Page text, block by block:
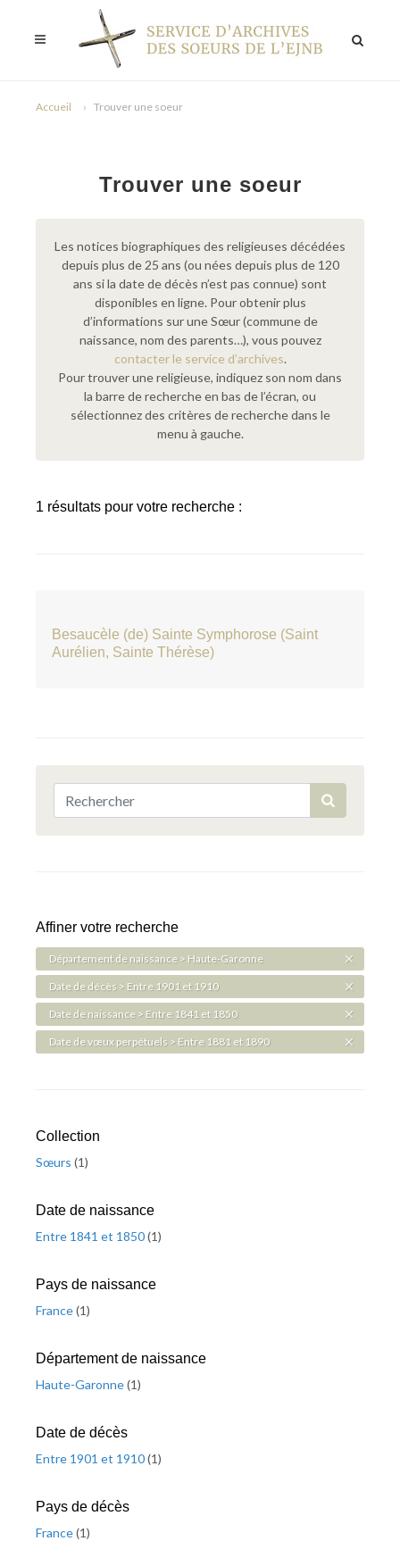
Accueil Trouver une soeur
Trouver une soeur
Les notices biographiques des religieuses décédées
depuis plus de 25 ans (ou nées depuis plus de 120
ans si la date de décès n’est pas connue) sont
disponibles en ligne. Pour obtenir plus
d’informations sur une Sœur (commune de
naissance, nom des parents…), vous pouvez
contacter le service d’archives.
Pour trouver une religieuse, indiquez son nom dans
la barre de recherche en bas de l’écran, ou
sélectionnez des critères de recherche dans le
menu à gauche.
1 résultats pour votre recherche :
Besaucèle (de) Sainte Symphorose (Saint
Aurélien, Sainte Thérèse)
Affiner votre recherche
Département de naissance > Haute-Garonne
Date de décès > Entre 1901 et 1910
Date de naissance > Entre 1841 et 1850
Date de vœux perpétuels > Entre 1881 et 1890
Collection
Sœurs (1)
Date de naissance
Entre 1841 et 1850(1)
Pays de naissance
France(1)
Département de naissance
Haute-Garonne(1)
Date de décès
Entre 1901 et 1910(1)
Pays de décès
France(1)